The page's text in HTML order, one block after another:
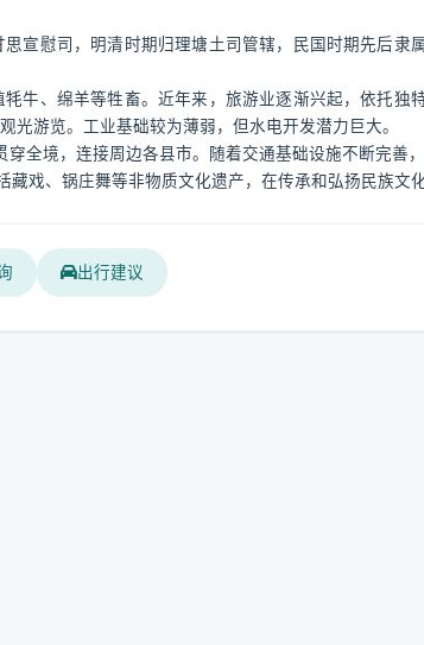
宣慰司，明清时期归理塘土司管辖，民国时期先后隶
牛、绵羊等牲畜。近年来，旅游业逐渐兴起，依托独
游览。工业基础较为薄弱，但水电开发潜力巨大。
全境，连接周边各县市。随着交通基础设施不断完善，
戏、锅庄舞等非物质文化遗产，在传承和弘扬民族文
出行建议